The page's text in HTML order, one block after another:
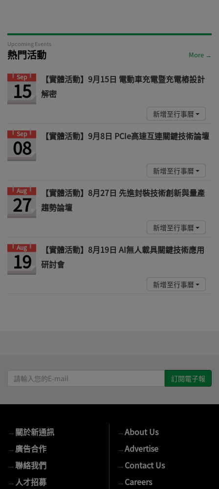
Upcoming Events
熱門活動 More →
Sep
15
【實體活動】9月15日 電動車充電暨充電樁設計
解密
新增至行事曆
Sep
08 【實體活動】9月8日 PCIe高速互連關鍵技術論壇
新增至行事曆
Aug
27
【實體活動】8月27日 先進封裝技術創新與量產
趨勢論壇
新增至行事曆
Aug
19
【實體活動】8月19日 AI無人載具關鍵技術應用
研討會
新增至行事曆
請
輸
E-
mail
→關於新通訊
→廣告合作
→聯絡我們
→ 人才招募
→About Us
→Advertise
→Contact Us
→Careers